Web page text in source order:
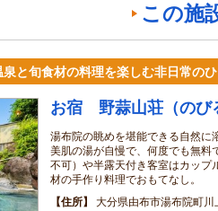
この施
と旬食材の料理を楽しむ非日常の
お宿 野蒜山荘（のび
湯布院の眺めを堪能できる自然に
美肌の湯が自慢で、何度でも無料
不可）や半露天付き客室はカップ
材の手作り料理でおもてなし。
住所
大分県由布市湯布院町川